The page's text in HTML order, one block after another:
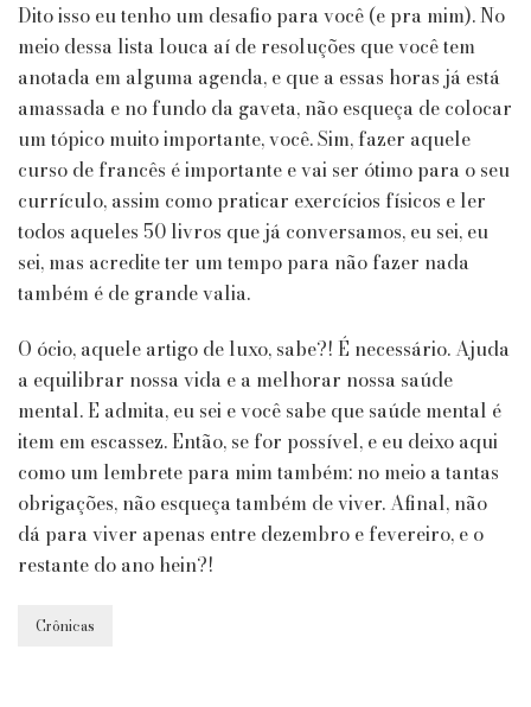
Dito isso eu tenho um desafio para você (e pra mim). No
meio dessa lista louca aí de resoluções que você tem
anotada em alguma agenda, e que a essas horas já está
amassada e no fundo da gaveta, não esqueça de colocar
um tópico muito importante, você. Sim, fazer aquele
curso de francês é importante e vai ser ótimo para o seu
currículo, assim como praticar exercícios físicos e ler
todos aqueles 50 livros que já conversamos, eu sei, eu
sei, mas acredite ter um tempo para não fazer nada
também é de grande valia.
O ócio, aquele artigo de luxo, sabe?! É necessário. Ajuda
a equilibrar nossa vida e a melhorar nossa saúde
mental. E admita, eu sei e você sabe que saúde mental é
item em escassez. Então, se for possível, e eu deixo aqui
como um lembrete para mim também: no meio a tantas
obrigações, não esqueça também de viver. Afinal, não
dá para viver apenas entre dezembro e fevereiro, e o
restante do ano hein?!
Crônicas